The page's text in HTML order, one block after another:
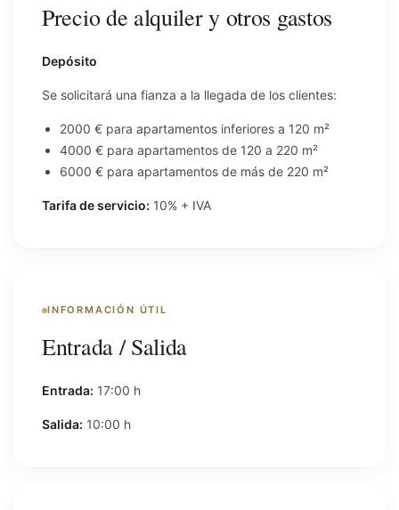
Precio de alquiler y otros gastos
Depósito
Se solicitará una fianza a la llegada de los clientes:
2000 € para apartamentos inferiores a 120 m²
4000 € para apartamentos de 120 a 220 m²
6000 € para apartamentos de más de 220 m²
Tarifa de servicio: 10% + IVA
INFORMACIÓN ÚTIL
Entrada / Salida
Entrada: 17:00 h
Salida: 10:00 h